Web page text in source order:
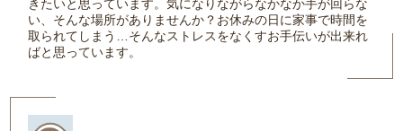
きたいと思っています。気になりながらなかなか手が回らな
い、そんな場所がありませんか？お休みの日に家事で時間を
取られてしまう…そんなストレスをなくすお手伝いが出来れ
ばと思っています。